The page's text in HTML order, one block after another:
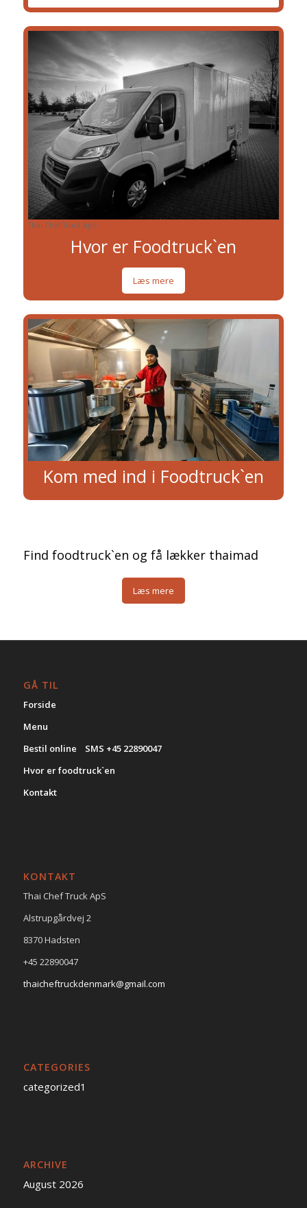
Thai Chef Truck ApS
Hvor er Foodtruck`en
Læs mere
Kom med ind i Foodtruck`en
Find foodtruck`en og få lækker thaimad
Læs mere
GÅ TIL
Forside
Menu
Bestil online SMS +45 22890047
Hvor er foodtruck`en
Kontakt
KONTAKT
Thai Chef Truck ApS
Alstrupgårdvej 2
8370 Hadsten
+45 22890047
thaicheftruckdenmark@gmail.com
CATEGORIES
categorized1
ARCHIVE
August 2026